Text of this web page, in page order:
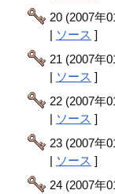
20 (2007年
| ソース ]
21 (2007年
| ソース ]
22 (2007年
| ソース ]
23 (2007年
| ソース ]
24 (2007年